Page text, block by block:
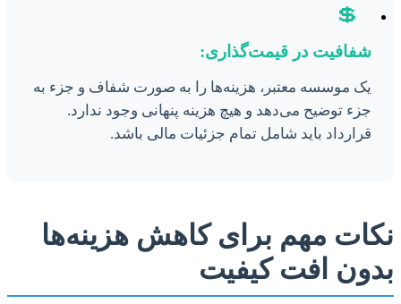
💲
شفافیت در قیمت‌گذاری:
یک موسسه معتبر، هزینه‌ها را به صورت شفاف و جزء به
جزء توضیح می‌دهد و هیچ هزینه پنهانی وجود ندارد.
قرارداد باید شامل تمام جزئیات مالی باشد.
نکات مهم برای کاهش هزینه‌ها
بدون افت کیفیت